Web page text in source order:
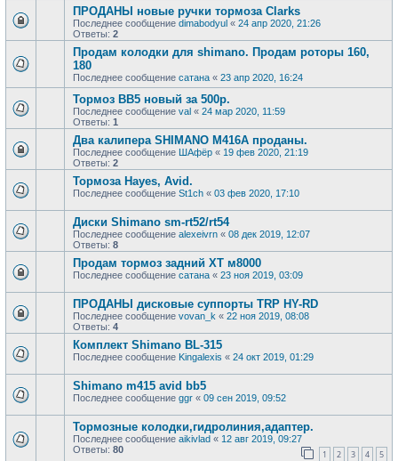
ПРОДАНЫ новые ручки тормоза Clarks
Последнее сообщение dimabodyul « 24 апр 2020, 21:26
Ответы: 2
Продам колодки для shimano. Продам роторы 160,
180
Последнее сообщение сатана « 23 апр 2020, 16:24
Тормоз ВВ5 новый за 500р.
Последнее сообщение val « 24 мар 2020, 11:59
Ответы: 1
Два калипера SHIMANO M416A проданы.
Последнее сообщение ШАфёр « 19 фев 2020, 21:19
Ответы: 2
Тормоза Hayes, Avid.
Последнее сообщение St1ch « 03 фев 2020, 17:10
Диски Shimano sm-rt52/rt54
Последнее сообщение alexeivrn « 08 дек 2019, 12:07
Ответы: 8
Продам тормоз задний ХТ м8000
Последнее сообщение сатана « 23 ноя 2019, 03:09
ПРОДАНЫ дисковые суппорты TRP HY-RD
Последнее сообщение vovan_k « 22 ноя 2019, 08:08
Ответы: 4
Комплект Shimano BL-315
Последнее сообщение Kingalexis « 24 окт 2019, 01:29
Shimano m415 avid bb5
Последнее сообщение ggr « 09 сен 2019, 09:52
Тормозные колодки,гидролиния,адаптер.
Последнее сообщение aikivlad « 12 авг 2019, 09:27
Ответы: 80 1 2 3 4 5